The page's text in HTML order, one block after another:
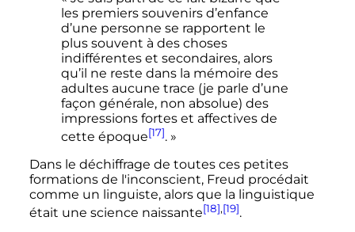
les premiers souvenirs d’enfance
d’une personne se rapportent le
plus souvent à des choses
indifférentes et secondaires, alors
qu’il ne reste dans la mémoire des
adultes aucune trace (je parle d’une
façon générale, non absolue) des
impressions fortes et affectives de
cette époque[17]. »
Dans le déchiffrage de toutes ces petites
formations de l'inconscient, Freud procédait
comme un linguiste, alors que la linguistique
était une science naissante[18],[19].